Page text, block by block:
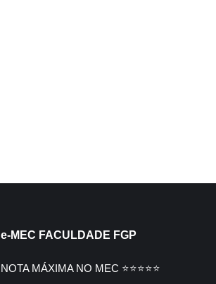
e-MEC FACULDADE FGP
NOTA MÁXIMA NO MEC ⭐⭐⭐⭐⭐